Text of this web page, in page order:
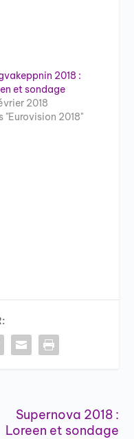
2018 :
et sondage
2018
"Eurovision 2018"
Supernova 2018 :
Loreen et sondage